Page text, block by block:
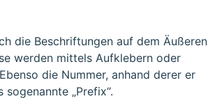
die Beschriftungen auf dem Äußeren
werden mittels Aufklebern oder
die Nummer, anhand derer er
„Prefix“.